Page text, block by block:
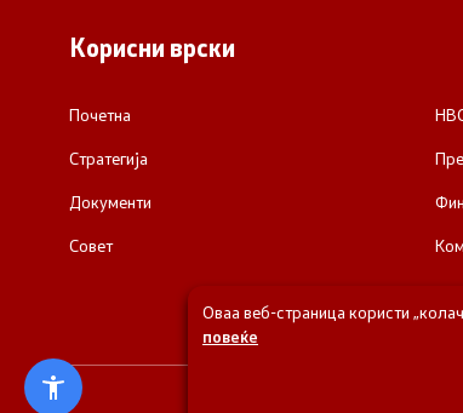
Корисни врски
Почетна
Стратегија
Документи
Совет
©
Оваа веб-страница користи
повеќе